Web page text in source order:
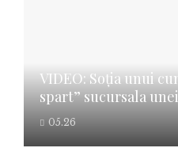
VIDEO: Soția unui
spart” sucursala
05.26